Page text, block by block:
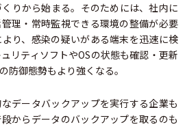
りから始まる。そのためには、社内に
理・常時監視できる環境の整備が必要
り、感染の疑いがある端末を迅速に検
リティソフトやOSの状態も確認・更新
防御態勢もより強くなる。
データバックアップを実行する企業も
からデータのバックアップを取るのも